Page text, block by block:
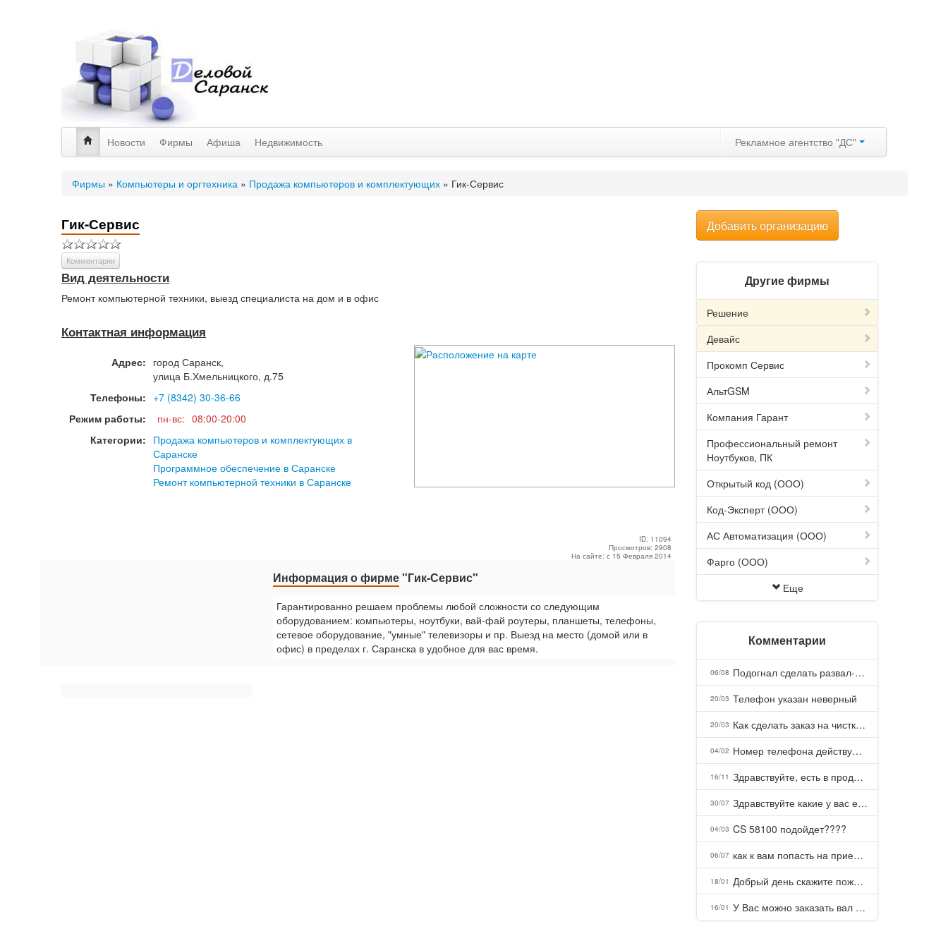
Новости Фирмы Афиша Недвижимость Рекламное агентство "ДС"
Фирмы » Компьютеры и оргтехника » Продажа компьютеров и комплектующих » Гик-Сервис
Гик-Сервис
Комментарии
Вид деятельности
Ремонт компьютерной техники, выезд специалиста на дом и в офис
Контактная информация
Адрес: город Саранск,
улица Б.Хмельницкого, д.75
Телефоны: +7 (8342) 30-36-66
Режим работы:
пн-вс: 08:00-20:00
Категории: Продажа компьютеров и комплектующих в
Саранске
Программное обеспечение в Саранске
Ремонт компьютерной техники в Саранске
ID: 11094
Просмотров: 2908
На сайте: с 15 Февраля 2014
Информация о фирме"Гик-Сервис"
Гарантированно решаем проблемы любой сложности со следующим
оборудованием: компьютеры, ноутбуки, вай-фай роутеры, планшеты, телефоны,
сетевое оборудование, "умные" телевизоры и пр. Выезд на место (домой или в
офис) в пределах г. Саранска в удобное для вас время.
Добавить организацию
Другие фирмы
Решение
Девайс
Прокомп Сервис
АльтGSM
Компания Гарант
Профессиональный ремонт
Ноутбуков, ПК
Открытый код (ООО)
Код-Эксперт (ООО)
АС Автоматизация (ООО)
Фарго (ООО)
Еще
Комментарии
06/08 Подогнал сделать развал-схождение, сделали- машина уходит на право и колеса проверил все хорошо с атмосферами ужас как можно делать авто, не ужели не берегут свою репутацию, не советую.
20/03 Телефон указан неверный
20/03 Как сделать заказ на чистку пуховых подушек?
04/02 Номер телефона действующий можно узнать почему номер неправельный
16/11 Здравствуйте, есть в продаже? Есть доставка до Казани?
30/07 Здравствуйте какие у вас есть курсы и какая цена, ?
04/03 CS 58100 подойдет????
06/07 как к вам попасть на прием? Или дозвониться, трубку не берете.
18/01 Добрый день скажите пожалуйста как можно с вами связаться . Телефон не отвечает .Заказала кухню в тц Хороший есть претензии а менеджер контактов не дает .Что делать?
16/01 У Вас можно заказать вал шлицевой от косилки заря для мтз, который соединяет мотоблок с косилкой.?